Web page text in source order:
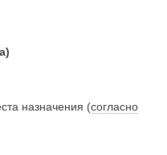
назначения (согласно